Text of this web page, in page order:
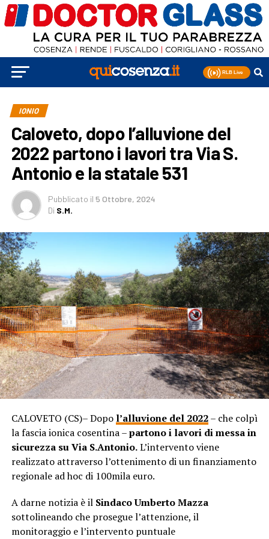
IONIO
Caloveto, dopo l’alluvione del
2022 partono i lavori tra Via S.
Antonio e la statale 531
Pubblicato il 5 Ottobre, 2024
Di S.M.
CALOVETO (CS)– Dopo l’alluvione del 2022– che colpì
la fascia ionica cosentina –partono i lavori di messa in
sicurezza su Via S.Antonio.L’intervento viene
realizzato attraverso l’ottenimento di un finanziamento
regionale ad hoc di 100mila euro.
A darne notizia è ilSindaco Umberto Mazza
sottolineando che prosegue l’attenzione, il
monitoraggio e l’intervento puntuale